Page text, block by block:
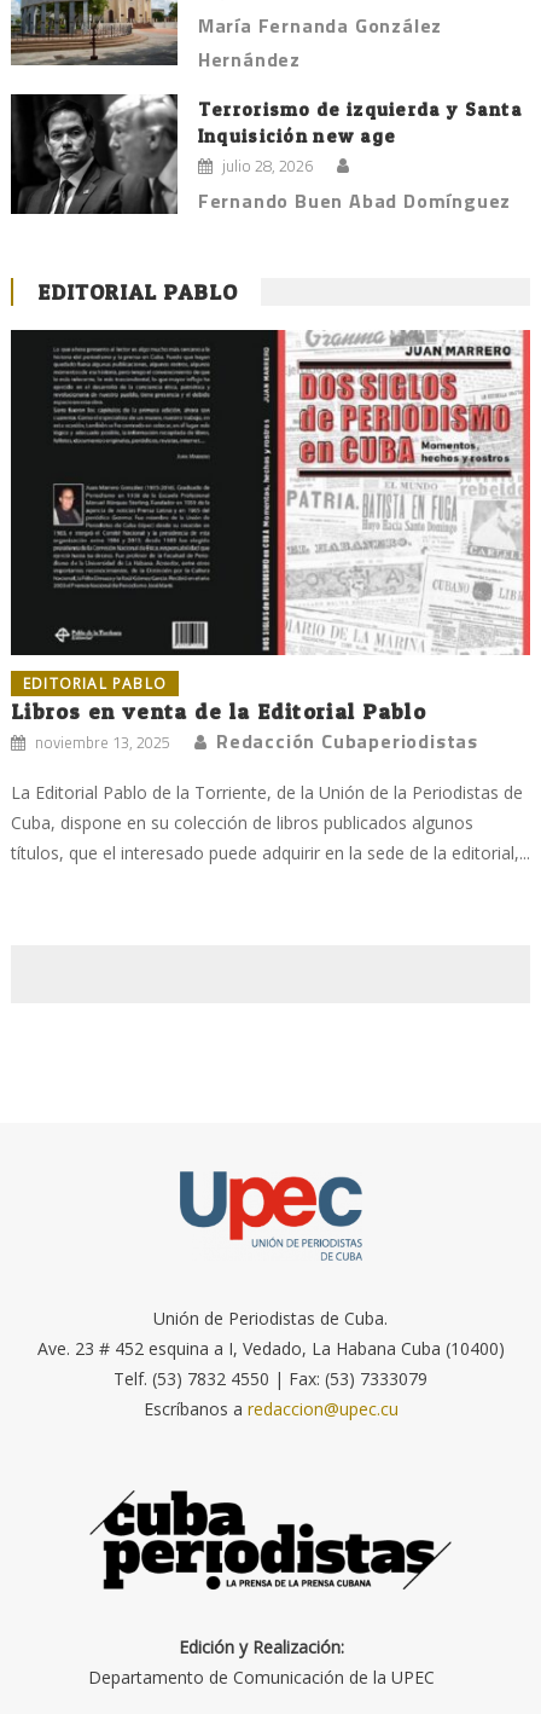
María Fernanda González
Hernández
Terrorismo de izquierda y Santa
Inquisición new age
julio 28, 2026
Fernando Buen Abad Domínguez
EDITORIAL PABLO
EDITORIAL PABLO
Libros en venta de la Editorial Pablo
noviembre 13, 2025 Redacción Cubaperiodistas
La Editorial Pablo de la Torriente, de la Unión de la Periodistas de
Cuba, dispone en su colección de libros publicados algunos
títulos, que el interesado puede adquirir en la sede de la editorial,...
Unión de Periodistas de Cuba.
Ave. 23 # 452 esquina a I, Vedado, La Habana Cuba (10400)
Telf. (53) 7832 4550 | Fax: (53) 7333079
Escríbanos a redaccion@upec.cu
Edición y Realización:
Departamento de Comunicación de la UPEC